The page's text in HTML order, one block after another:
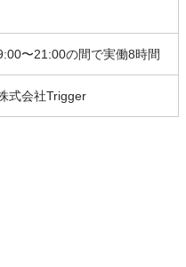
〜21:00の間で実働8時間
式会社Trigger